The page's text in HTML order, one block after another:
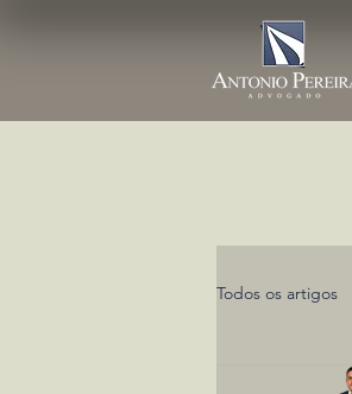
Todos os artigos